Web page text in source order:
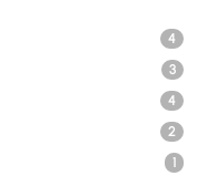
4
3
4
2
1